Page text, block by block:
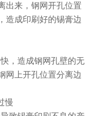
出来，钢网开孔位置
造成印刷好的锡膏边
造成钢网孔壁的无
网上开孔位置分离边
慢